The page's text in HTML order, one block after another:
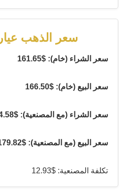
سعر الذهب عيار 22
سعر الشراء (خام): $161.65
سعر البيع (خام): $166.50
سعر الشراء (مع المصنعية): $174.58
سعر البيع (مع المصنعية): $179.82
تكلفة المصنعية: $12.93